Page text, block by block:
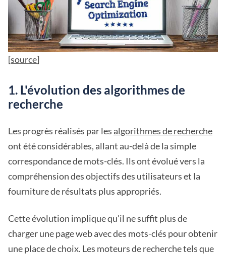
[source]
1. L'évolution des algorithmes de
recherche
Les progrès réalisés par les algorithmes de recherche
ont été considérables, allant au-delà de la simple
correspondance de mots-clés. Ils ont évolué vers la
compréhension des objectifs des utilisateurs et la
fourniture de résultats plus appropriés.
Cette évolution implique qu'il ne suffit plus de
charger une page web avec des mots-clés pour obtenir
une place de choix. Les moteurs de recherche tels que